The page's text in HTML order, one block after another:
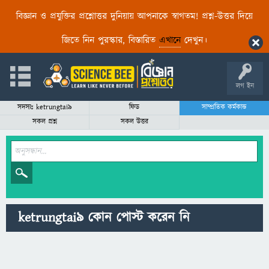
বিজ্ঞান ও প্রযুক্তির প্রশ্নোত্তর দুনিয়ায় আপনাকে স্বাগতম! প্রশ্ন-উত্তর দিয়ে
জিতে নিন পুরস্কার, বিস্তারিত এখানেদেখুন।
লগ ইন
সদস্যঃ ketrungtai9 ফিড
সাম্প্রতিক কর্মকান্ড
সকল প্রশ্ন
সকল উত্তর
ketrungtai9 কোন পোস্ট করেন নি